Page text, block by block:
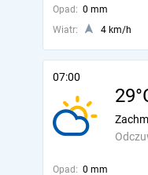
Opad: 0 mm
Wiatr:
4 km/h
07:00
Opad: 0 mm